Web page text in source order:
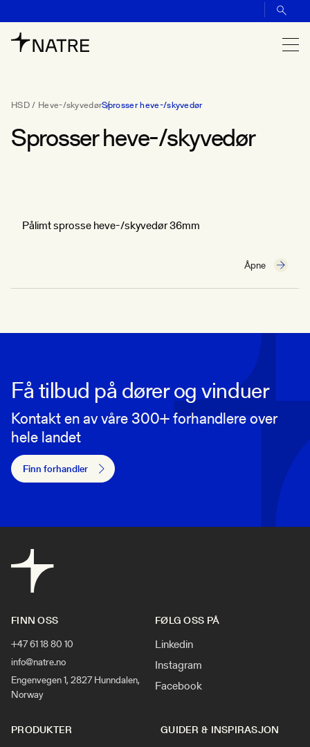
HSD / Heve-/skyvedørSprosser heve-/skyvedør
Sprosser heve-/skyvedør
Pålimt sprosse heve-/skyvedør 36mm
Åpne
Få tilbud på dører og vinduer
Kontakt en av våre 300+ forhandlere over
hele landet
Finn forhandler
FINN OSS
+47 61 18 80 10
info@natre.no
Engenvegen 1, 2827 Hunndalen,
Norway
FØLG OSS PÅ
Linkedin
Instagram
Facebook
PRODUKTER GUIDER & INSPIRASJON